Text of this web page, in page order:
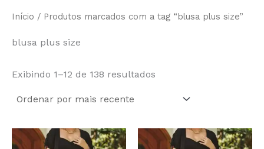
Início / Produtos marcados com a tag “blusa plus size”
blusa plus size
Exibindo 1–12 de 138 resultados